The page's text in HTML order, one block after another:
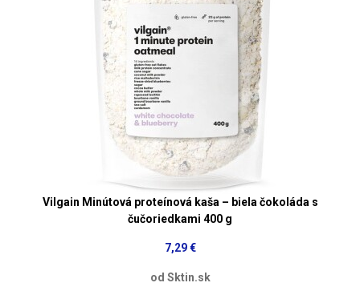
Vilgain Minútová proteínová kaša – biela čokoláda s
čučoriedkami 400 g
7,29 €
od Sktin.sk